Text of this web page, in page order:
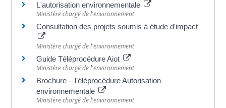
L'autorisation environnementale
Ministère chargé de l'environnement
Consultation des projets soumis à étude d'impact
Ministère chargé de l'environnement
Guide Téléprocédure Aiot
Ministère chargé de l'environnement
Brochure - Téléprocédure Autorisation
environnementale
Ministère chargé de l'environnement